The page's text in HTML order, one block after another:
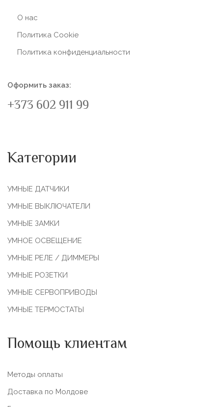
О нас
Политика Сookie
Политика конфиденциальности
Оформить заказ:
+373 602 911 99
Категории
УМНЫЕ ДАТЧИКИ
УМНЫЕ ВЫКЛЮЧАТЕЛИ
УМНЫЕ ЗАМКИ
УМНОЕ ОСВЕЩЕНИЕ
УМНЫЕ РЕЛЕ / ДИММЕРЫ
УМНЫЕ РОЗЕТКИ
УМНЫЕ СЕРВОПРИВОДЫ
УМНЫЕ ТЕРМОСТАТЫ
Помощь клиентам
Методы оплаты
Доставка по Молдове